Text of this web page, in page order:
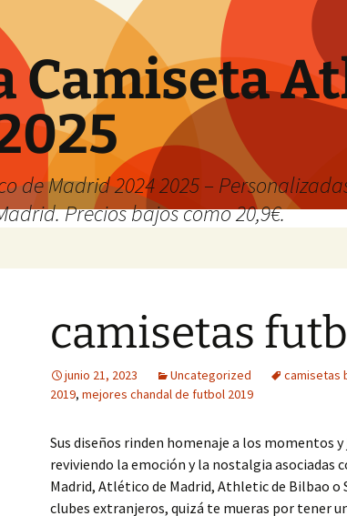
Camiseta
de Madrid 2024 2025 –
Precios bajos como 20,9€.
camisetas
junio 21, 2023 Uncategorized camisetas
2019, mejores chandal de futbol 2019
Sus diseños rinden homenaje a los momentos
reviviendo la emoción y la nostalgia asociadas
Madrid, Atlético de Madrid, Athletic de Bilbao o
clubes extranjeros, quizá te mueras por tener